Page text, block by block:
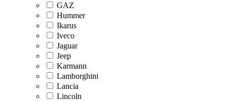
GAZ
Hummer
Ikarus
Iveco
Jaguar
Jeep
Karmann
Lamborghini
Lancia
Lincoln